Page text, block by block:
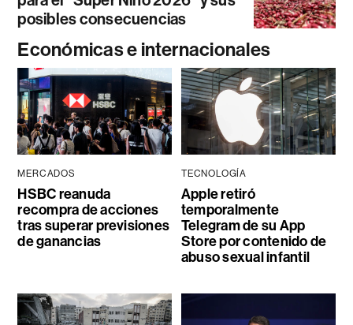
posibles consecuencias
Económicas e internacionales
MERCADOS
HSBC reanuda
recompra de acciones
tras superar previsiones
de ganancias
TECNOLOGÍA
Apple retiró
temporalmente
Telegram de su App
Store por contenido de
abuso sexual infantil